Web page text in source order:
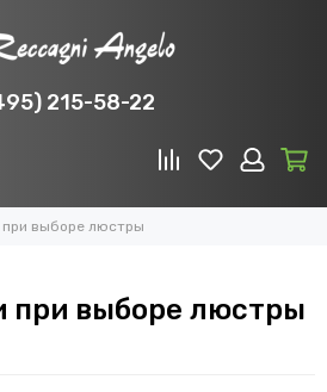
215-58-22
при выборе люстры
при выборе люстры